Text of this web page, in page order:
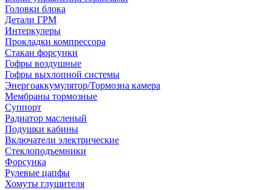
Головки блока
Детали ГРМ
Интеркулеры
Прокладки компрессора
Стакан форсунки
Гофры воздушные
Гофры выхлопной системы
Энергоаккумулятор/Тормозна камера
Мембраны тормозные
Суппорт
Радиатор масленый
Подушки кабины
Включатели электрические
Стеклоподъемники
Форсунка
Рулевые цапфы
Хомуты глушителя